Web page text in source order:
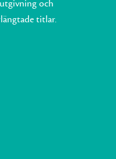
och
titlar.